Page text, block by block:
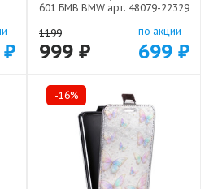
601 БМВ BMW арт: 48079-22329
1199
999 ₽
по акции
699 ₽
-16%